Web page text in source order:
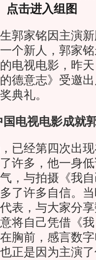
点击进入组图
家铭因主演新
个新人，郭家
电视电影，昨
德意志》受邀
典礼。
电视电影成就
经第四次出现
许多，他一身
，与拍摄《我
了许多自信。
表，与大家分
将自己凭借《
胸前，感言数
正是因为主演